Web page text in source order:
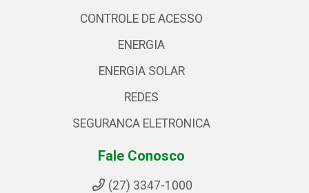
CONTROLE DE ACESSO
ENERGIA
ENERGIA SOLAR
REDES
SEGURANCA ELETRONICA
Fale Conosco
(27) 3347-1000